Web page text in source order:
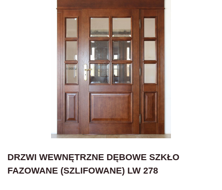
DRZWI WEWNĘTRZNE DĘBOWE SZKŁO
FAZOWANE (SZLIFOWANE) LW 278